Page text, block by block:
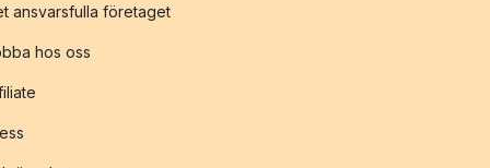
ansvarsfulla företaget
hos oss